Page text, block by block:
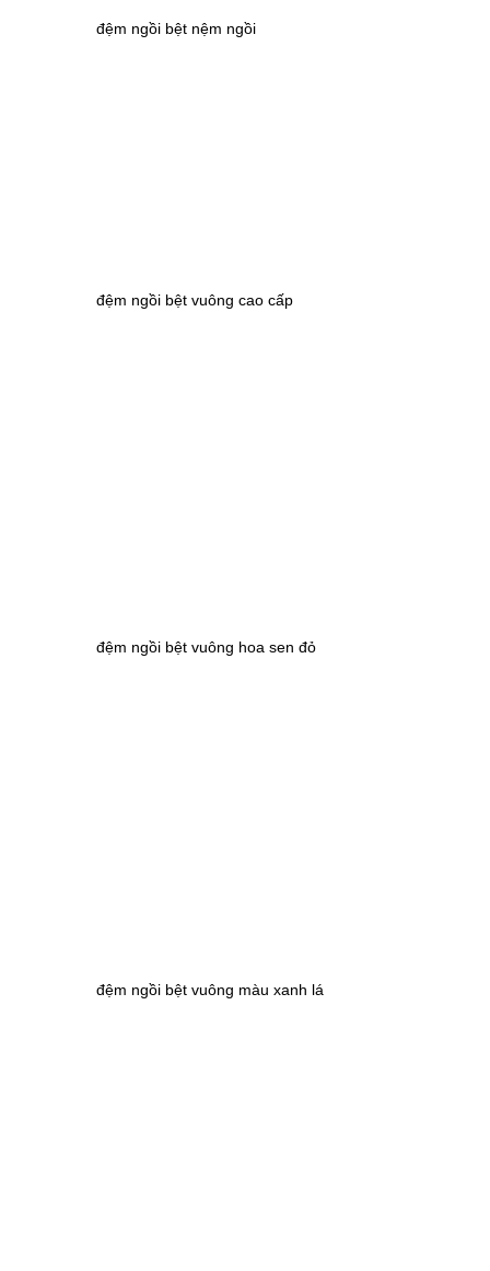
đệm ngồi bệt nệm ngồi
đệm ngồi bệt vuông cao cấp
đệm ngồi bệt vuông hoa sen đỏ
đệm ngồi bệt vuông màu xanh lá